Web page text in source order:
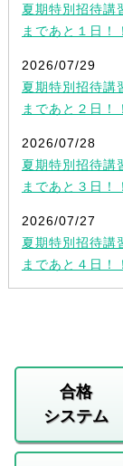
夏期特別招待講
まであと１日！！
2026/07/29
夏期特別招待講
まであと２日！！
2026/07/28
夏期特別招待講
まであと３日！！
2026/07/27
夏期特別招待講
まであと４日！！
合格
システム